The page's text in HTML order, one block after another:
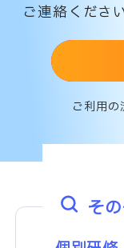
ご連絡ください
ご利用の
そ